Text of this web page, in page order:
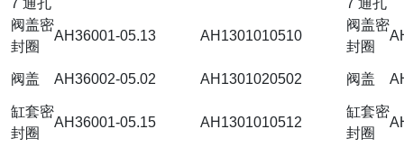
7 通孔
7 通孔
阀盖密
封圈
AH36001-05.13 AH1301010510
阀盖密
封圈
阀盖 AH36002-05.02 AH1301020502 阀盖
缸套密
封圈
AH36001-05.15 AH1301010512
缸套密
封圈